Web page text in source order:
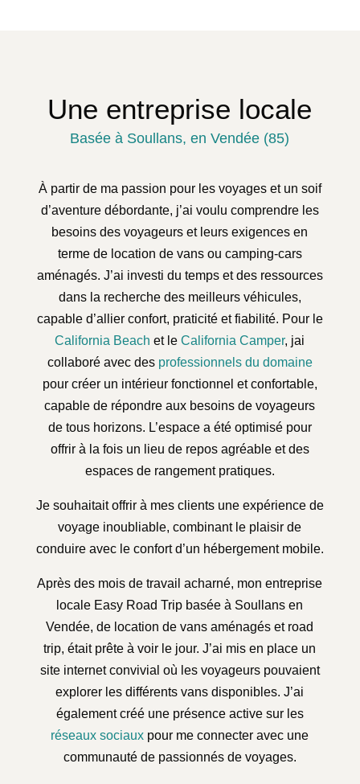
Une entreprise locale
Basée à Soullans, en Vendée (85)
À partir de ma passion pour les voyages et un soif
d’aventure débordante, j’ai voulu comprendre les
besoins des voyageurs et leurs exigences en
terme de location de vans ou camping-cars
aménagés. J’ai investi du temps et des ressources
dans la recherche des meilleurs véhicules,
capable d’allier confort, praticité et fiabilité. Pour le
California Beach et leCalifornia Camper, jai
collaboré avec des professionnels du domaine
pour créer un intérieur fonctionnel et confortable,
capable de répondre aux besoins de voyageurs
de tous horizons. L’espace a été optimisé pour
offrir à la fois un lieu de repos agréable et des
espaces de rangement pratiques.
Je souhaitait offrir à mes clients une expérience de
voyage inoubliable, combinant le plaisir de
conduire avec le confort d’un hébergement mobile.
Après des mois de travail acharné, mon entreprise
locale Easy Road Trip basée à Soullans en
Vendée, de location de vans aménagés et road
trip, était prête à voir le jour. J’ai mis en place un
site internet convivial où les voyageurs pouvaient
explorer les différents vans disponibles. J’ai
également créé une présence active sur les
réseaux sociaux pour me connecter avec une
communauté de passionnés de voyages.